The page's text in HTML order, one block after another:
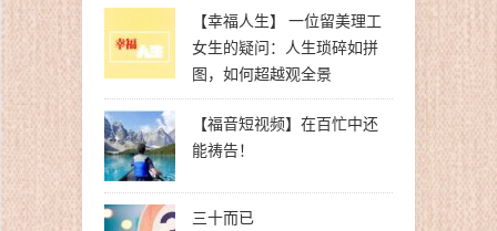
【幸福人生】 一位留美理工
女生的疑问：人生琐碎如拼
图，如何超越观全景
【福音短视频】在百忙中还
能祷告！
三十而已